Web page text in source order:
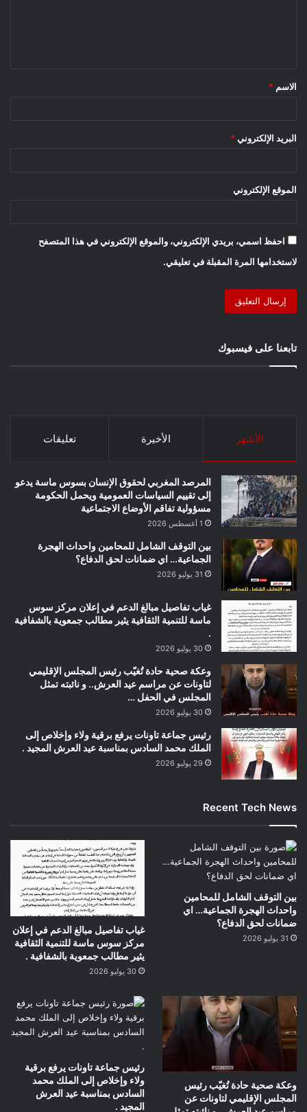
الاسم *
البريد الإلكتروني *
الموقع الإلكتروني
احفظ اسمي، بريدي الإلكتروني، والموقع الإلكتروني في هذا المتصفح
لاستخدامها المرة المقبلة في تعليقي.
تابعنا على فيسبوك
الأشهر الأخيرة تعليقات
المرصد المغربي لحقوق الإنسان بسوس ماسة يدعو
إلى تقييم السياسات العمومية ويحمل الحكومة
مسؤولية تفاقم الأوضاع الاجتماعية
1 أغسطس 2026
بين التوقف الشامل للمحامين واحداث الهجرة
الجماعية… اي ضمانات لحق الدفاع؟
31 يوليو 2026
غياب تفاصيل مبالغ الدعم في إعلان مركز سوس
ماسة للتنمية الثقافية يثير مطالب جمعوية بالشفافية
.
30 يوليو 2026
وعكة صحية حادة تُغيّب رئيس المجلس الإقليمي
لتاونات عن مراسم عيد العرش.. و نائبته تمثل
المجلس في الحفل …
30 يوليو 2026
رئيس جماعة تاونات يرفع برقية ولاء وإخلاص إلى
الملك محمد السادس بمناسبة عيد العرش المجيد .
29 يوليو 2026
Recent Tech News
بين التوقف الشامل للمحامين
واحداث الهجرة الجماعية… اي
ضمانات لحق الدفاع؟
31 يوليو 2026
غياب تفاصيل مبالغ الدعم في إعلان
مركز سوس ماسة للتنمية الثقافية
يثير مطالب جمعوية بالشفافية .
30 يوليو 2026
وعكة صحية حادة تُغيّب رئيس
المجلس الإقليمي لتاونات عن
رئيس جماعة تاونات يرفع برقية
ولاء وإخلاص إلى الملك محمد
السادس بمناسبة عيد العرش
المجيد .